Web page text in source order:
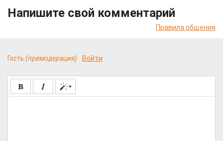
Напишите свой комментарий
Правила общения
Гость (премодерация) Войти